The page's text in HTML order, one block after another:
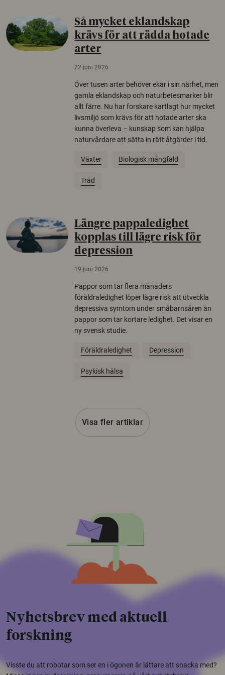
Så mycket eklandskap
krävs för att rädda hotade
arter
22 juni 2026
Över tusen arter behöver ekar i sin närhet, men
gamla eklandskap och naturbetesmarker blir
allt färre. Nu har forskare kartlagt hur mycket
livsmiljö som krävs för att hotade arter ska
kunna överleva – kunskap som kan hjälpa
naturvårdare att sätta in rätt åtgärder i tid.
Växter Biologisk mångfald
Träd
Längre pappaledighet
kopplas till lägre risk för
depression
19 juni 2026
Pappor som tar flera månaders
föräldraledighet löper lägre risk att utveckla
depressiva symtom under småbarnsåren än
pappor som tar kortare ledighet. Det visar en
ny svensk studie.
Föräldraledighet Depression
Psykisk hälsa
Visa fler artiklar
Nyhetsbrev med aktuell
forskning
Visste du att robotar som ser en i ögonen är lättare att snacka med?